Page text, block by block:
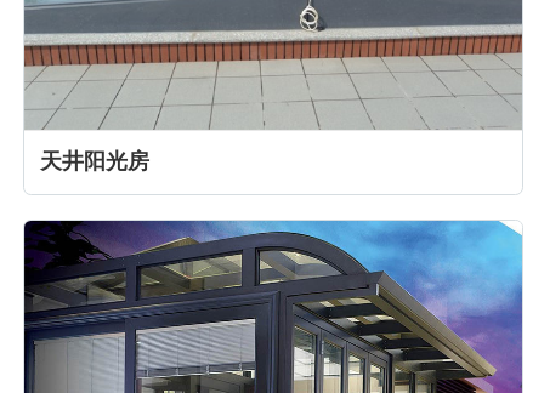
天井阳光房